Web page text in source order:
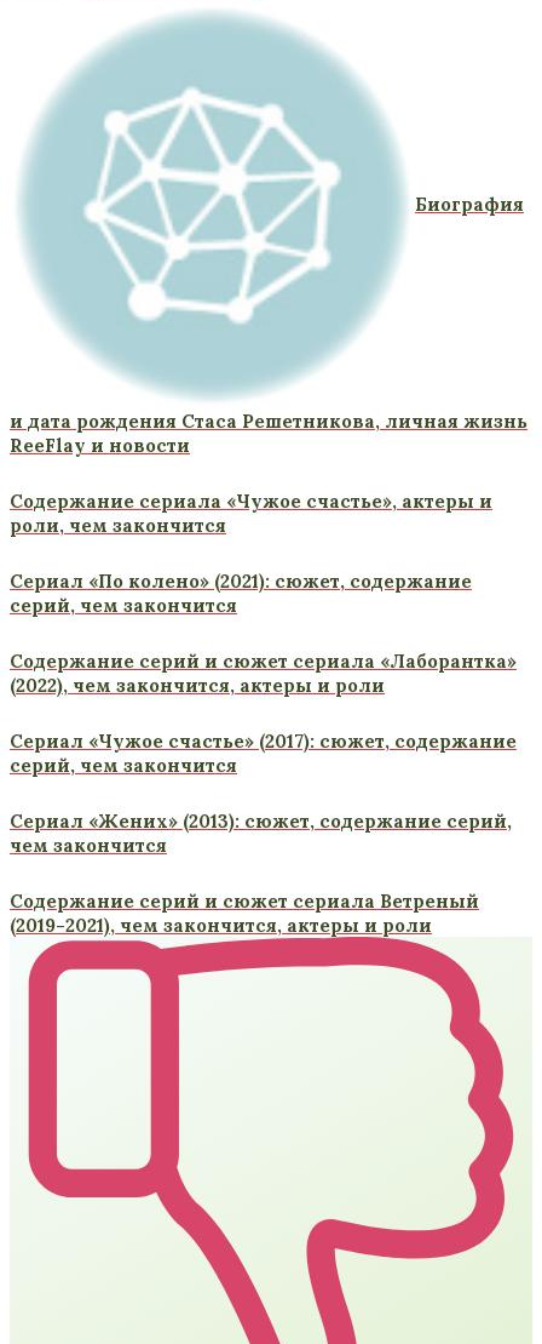
Биография
и дата рождения Стаса Решетникова, личная жизнь
ReeFlay и новости
Содержание сериала «Чужое счастье», актеры и
роли, чем закончится
Сериал «По колено» (2021): сюжет, содержание
серий, чем закончится
Содержание серий и сюжет сериала «Лаборантка»
(2022), чем закончится, актеры и роли
Сериал «Чужое счастье» (2017): сюжет, содержание
серий, чем закончится
Сериал «Жених» (2013): сюжет, содержание серий,
чем закончится
Содержание серий и сюжет сериала Ветреный
(2019-2021), чем закончится, актеры и роли